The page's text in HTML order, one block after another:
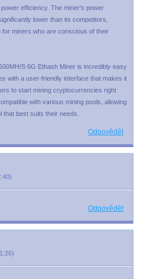
efficiency. The miner's power
lower than its competitors,
for miners who are conscious of their
S 6G Ethash Miner is incredibly easy
with a user-friendly interface that makes it
to start mining cryptocurrencies right
with various mining pools, allowing
best suits their needs.
Odpovědět
)
Odpovědět
)